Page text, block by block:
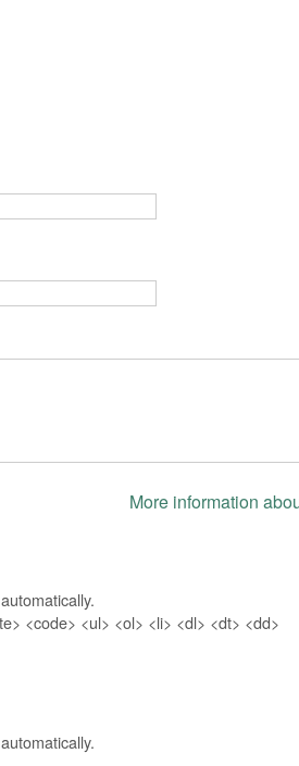
More information
<code> <ul> <ol> <li> <dl> <dt> <dd>